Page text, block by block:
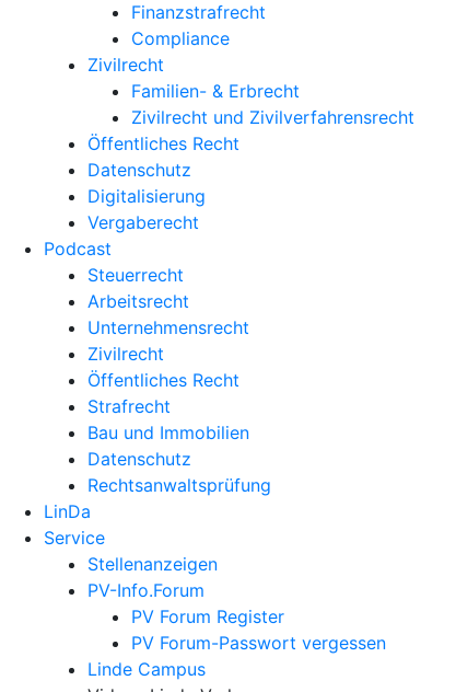
Finanzstrafrecht
Compliance
Zivilrecht
Familien- & Erbrecht
Zivilrecht und Zivilverfahrensrecht
Öffentliches Recht
Datenschutz
Digitalisierung
Vergaberecht
Podcast
Steuerrecht
Arbeitsrecht
Unternehmens­recht
Zivilrecht
Öffentliches Recht
Strafrecht
Bau und Immobilien
Datenschutz
Rechtsanwalts­prüfung
LinDa
Service
Stellenanzeigen
PV-Info.Forum
PV Forum Register
PV Forum-Passwort vergessen
Linde Campus